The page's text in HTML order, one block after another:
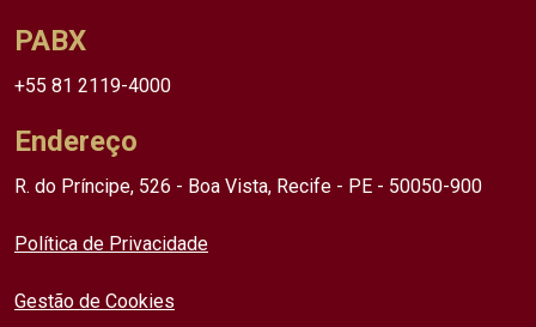
PABX
+55 81 2119-4000
Endereço
R. do Príncipe, 526 - Boa Vista, Recife - PE - 50050-900
Política de Privacidade
Gestão de Cookies